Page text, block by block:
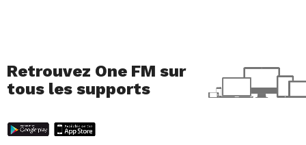
Retrouvez One FM sur
tous les supports